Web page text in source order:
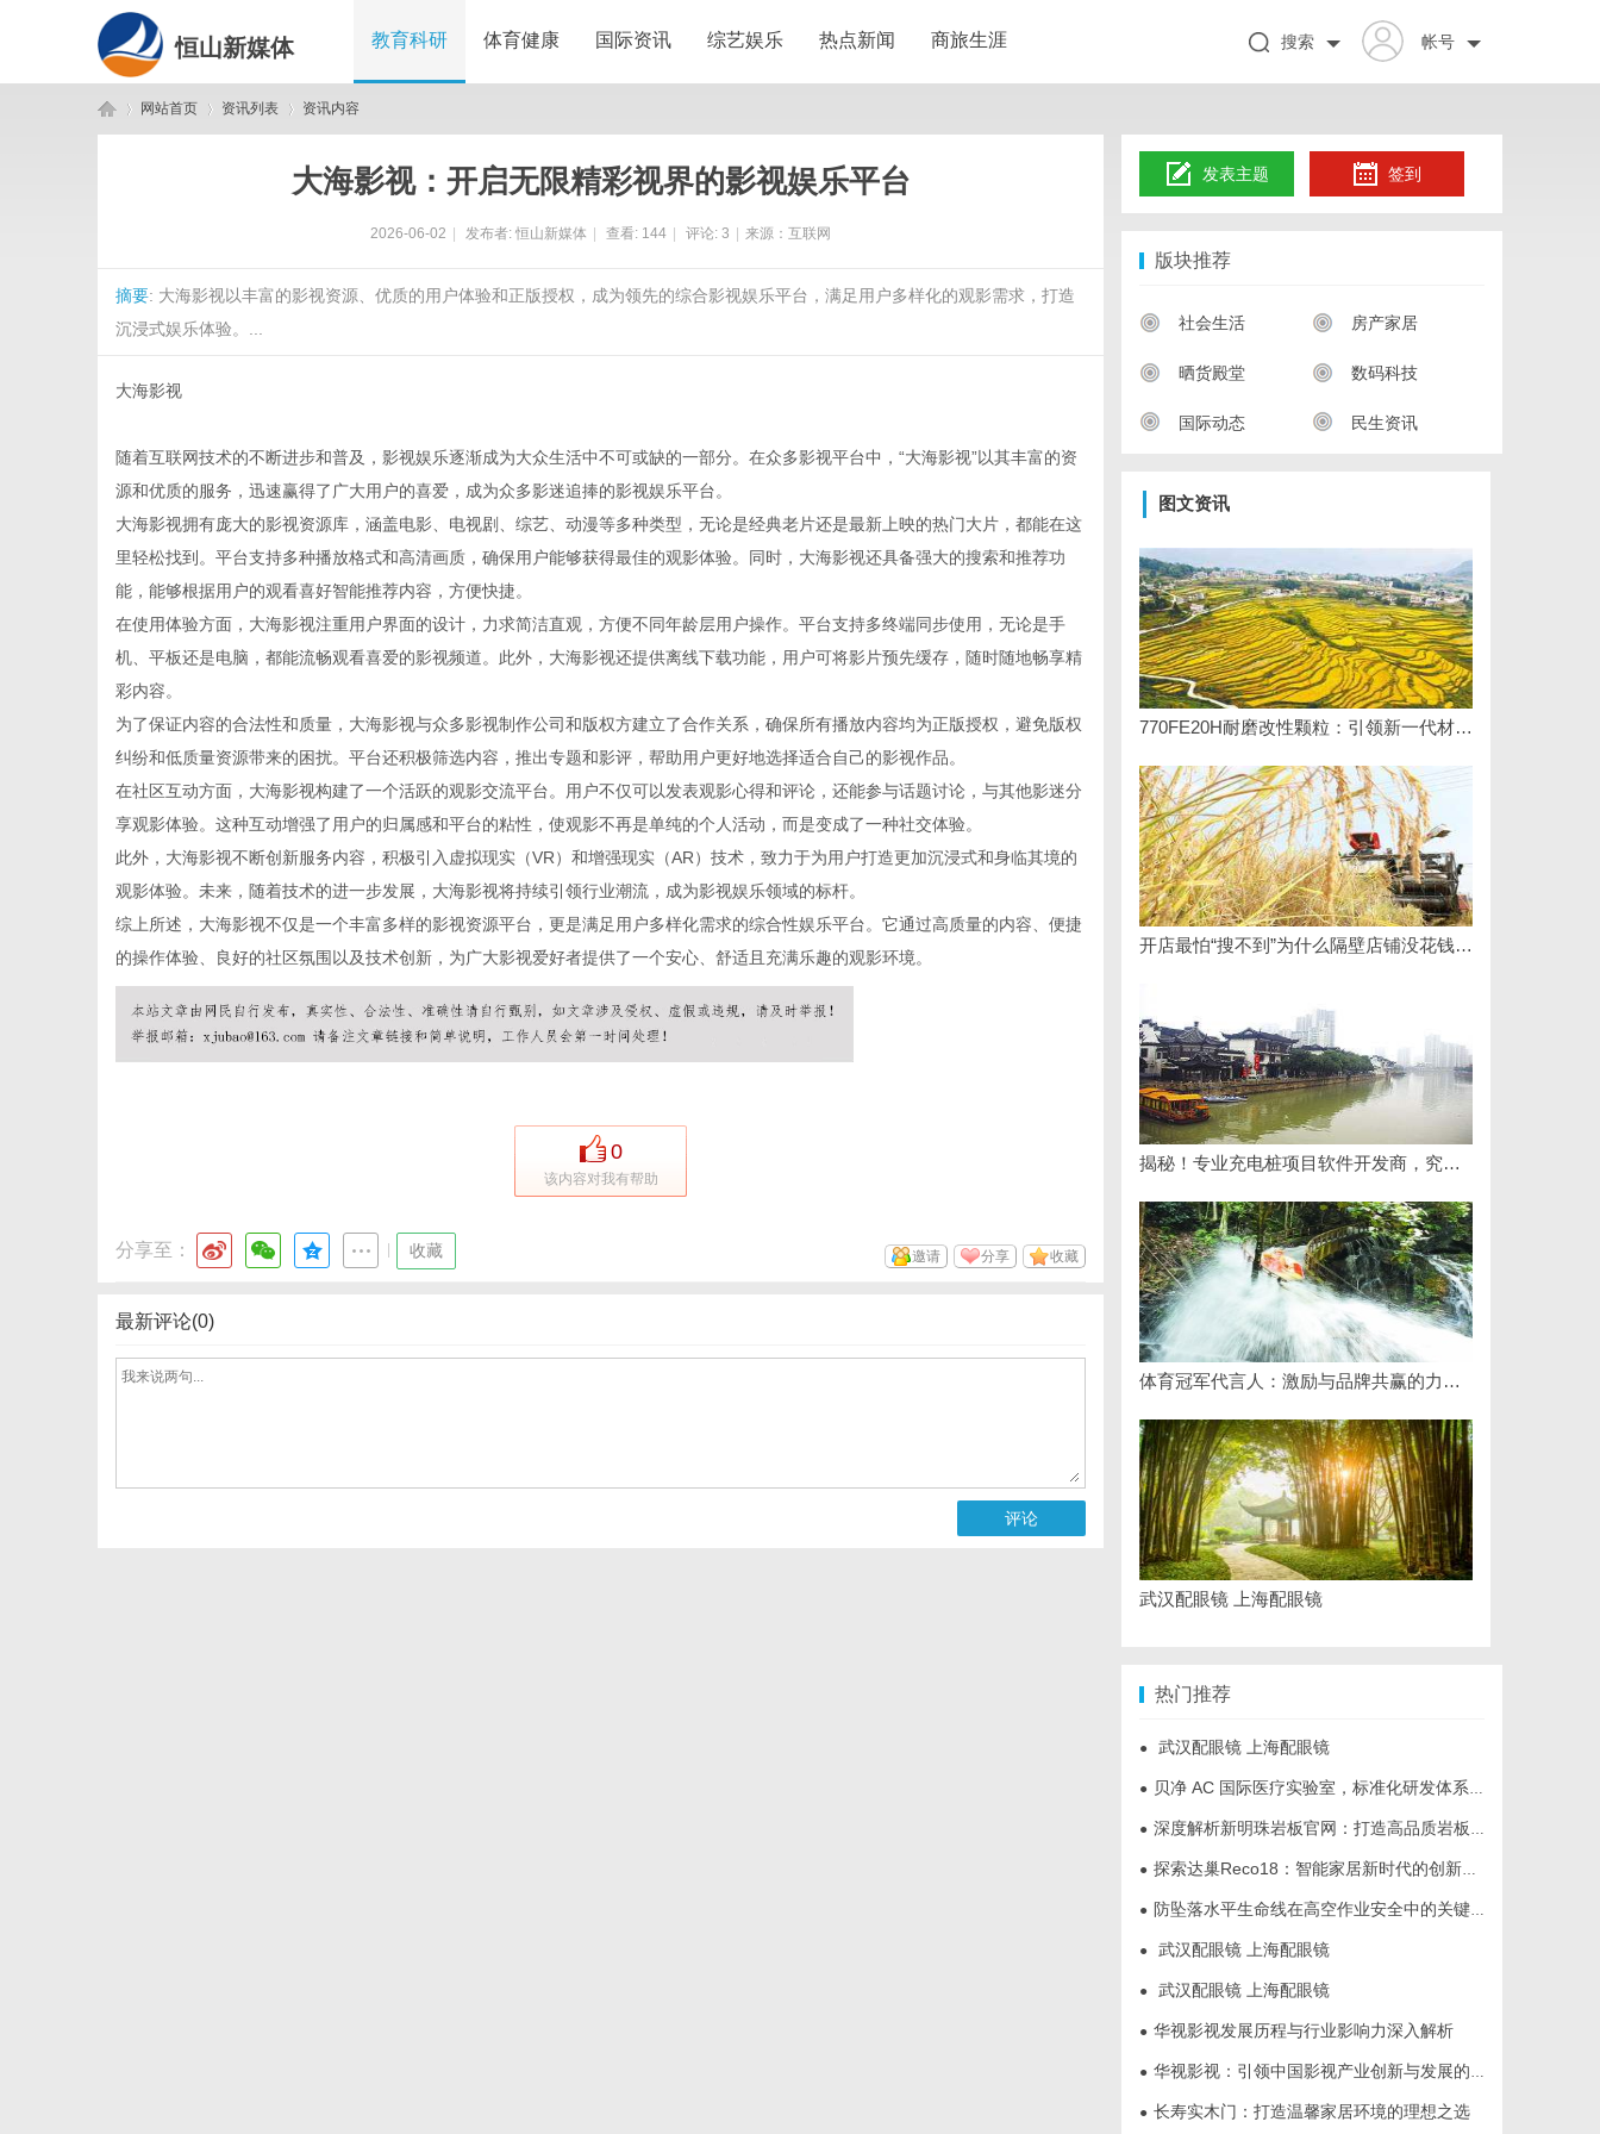
恒山新媒体 教育科研 体育健康 国际资讯 综艺娱乐 热点新闻 商旅生涯 帐号
搜索
网站首页 资讯列表 资讯内容
大海影视：开启无限精彩视界的影视娱乐平台
2026-06-02 发布者: 恒山新媒体 查看: 144 评论: 3 来源：互联网
摘要: 大海影视以丰富的影视资源、优质的用户体验和正版授权，成为领先的综合影视娱乐平台，满足用户多样化的观影需求，打造
沉浸式娱乐体验。...
大海影视
随着互联网技术的不断进步和普及，影视娱乐逐渐成为大众生活中不可或缺的一部分。在众多影视平台中，“大海影视”以其丰富的资
源和优质的服务，迅速赢得了广大用户的喜爱，成为众多影迷追捧的影视娱乐平台。
大海影视拥有庞大的影视资源库，涵盖电影、电视剧、综艺、动漫等多种类型，无论是经典老片还是最新上映的热门大片，都能在这
里轻松找到。平台支持多种播放格式和高清画质，确保用户能够获得最佳的观影体验。同时，大海影视还具备强大的搜索和推荐功
能，能够根据用户的观看喜好智能推荐内容，方便快捷。
在使用体验方面，大海影视注重用户界面的设计，力求简洁直观，方便不同年龄层用户操作。平台支持多终端同步使用，无论是手
机、平板还是电脑，都能流畅观看喜爱的影视频道。此外，大海影视还提供离线下载功能，用户可将影片预先缓存，随时随地畅享精
彩内容。
为了保证内容的合法性和质量，大海影视与众多影视制作公司和版权方建立了合作关系，确保所有播放内容均为正版授权，避免版权
纠纷和低质量资源带来的困扰。平台还积极筛选内容，推出专题和影评，帮助用户更好地选择适合自己的影视作品。
在社区互动方面，大海影视构建了一个活跃的观影交流平台。用户不仅可以发表观影心得和评论，还能参与话题讨论，与其他影迷分
享观影体验。这种互动增强了用户的归属感和平台的粘性，使观影不再是单纯的个人活动，而是变成了一种社交体验。
此外，大海影视不断创新服务内容，积极引入虚拟现实（VR）和增强现实（AR）技术，致力于为用户打造更加沉浸式和身临其境的
观影体验。未来，随着技术的进一步发展，大海影视将持续引领行业潮流，成为影视娱乐领域的标杆。
综上所述，大海影视不仅是一个丰富多样的影视资源平台，更是满足用户多样化需求的综合性娱乐平台。它通过高质量的内容、便捷
的操作体验、良好的社区氛围以及技术创新，为广大影视爱好者提供了一个安心、舒适且充满乐趣的观影环境。
0
该内容对我有帮助
分享至： 收藏 收藏
分享
邀请
最新评论(0)
评论
发表主题 签到
版块推荐
社会生活 房产家居
晒货殿堂 数码科技
国际动态 民生资讯
图文资讯
770FE20H耐磨改性颗粒：引领新一代材料革命
开店最怕“搜不到”为什么隔壁店铺没花钱，ai却天天给他免费派单？
揭秘！专业充电桩项目软件开发商，究竟藏着哪些行业秘诀？
体育冠军代言人：激励与品牌共赢的力量剖析
武汉配眼镜 上海配眼镜
热门推荐
● 武汉配眼镜 上海配眼镜
● 贝净 AC 国际医疗实验室，标准化研发体系全解析
● 深度解析新明珠岩板官网：打造高品质岩板行业标杆平台
● 探索达巢Reco18：智能家居新时代的创新之作
● 防坠落水平生命线在高空作业安全中的关键作用与应用解析
● 武汉配眼镜 上海配眼镜
● 武汉配眼镜 上海配眼镜
● 华视影视发展历程与行业影响力深入解析
● 华视影视：引领中国影视产业创新与发展的标杆企业
● 长寿实木门：打造温馨家居环境的理想之选